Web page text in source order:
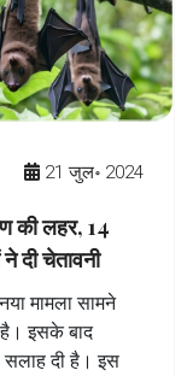
21 जुल॰ 2024
की लहर, 14
दी चेतावनी
मामला सामने
है। इसके बाद
सलाह दी है। इस